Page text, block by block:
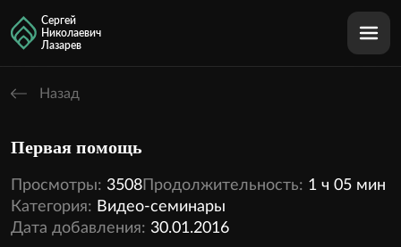
Сергей
Николаевич
Лазарев
Назад
Первая помощь
Просмотры: 3508Продолжительность: 1 ч 05 мин
Категория: Видео-семинары
Дата добавления: 30.01.2016